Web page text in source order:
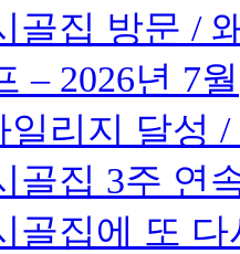
골집 방문 /
– 2026년 7월
일리지 달성
골집 3주 연
골집에 또